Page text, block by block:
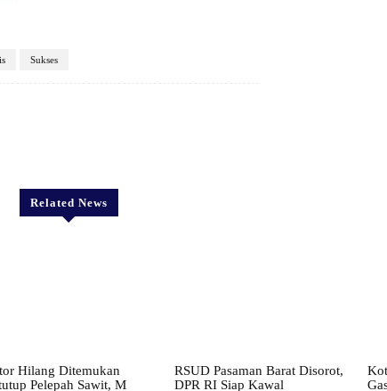
Sukses
Related News
Hilang Ditemukan
Pelepah Sawit, M
RSUD Pasaman Barat Disorot,
DPR RI Siap Kawal